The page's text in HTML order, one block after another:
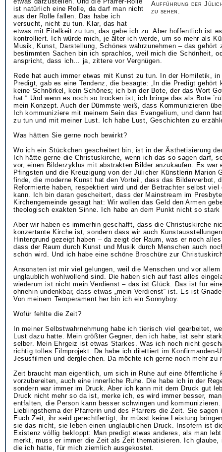
Aufführung der
zu sehen.
ist natürlich eine Rolle, da darf man nicht
aus der Rolle fallen. Das habe ich
versucht, nicht zu tun. Klar, das hat
etwas mit Eitelkeit zu tun, das gebe ich zu. Aber hoffentlich ist
kontrolliert. Ich würde mich, je älter ich werde, um so mehr als
Musik, Kunst, Darstellung, Schönes wahrzunehmen – das gehört
bestimmten Sachen bin ich sprachlos, weil mich die Schönheit,
anspricht, dass ich… ja, zittere vor Vergnügen.
Rede hat auch immer etwas mit Kunst zu tun. In der Homiletik, in
Predigt, gab es eine Tendenz, die besagte: „In die Predigt gehört
keine Schnörkel, kein Schönes; ich bin der Bote, der das Wort
hat.“ Und wenn es noch so trocken ist, ich bringe das als Bote
mein Konzept. Auch der Dümmste weiß, dass Kommunizieren
Ich kommuniziere mit meinem Sein das Evangelium, und dann
zu tun und mit meiner Lust. Ich habe Lust, Geschichten zu
Was hätten Sie gerne noch bewirkt?
Wo ich ein Stückchen gescheitert bin, ist in der Ästhetisierung
Ich hätte gerne die Christuskirche, wenn ich das so sagen darf,
vor, einen Bilderzyklus mit abstrakten Bilder anzukaufen. Es war
Pfingsten und die Kreuzigung von der Jülicher Künstlerin Marion
finde, die moderne Kunst hat den Vorteil, dass das Bilderverbot,
Reformierte haben, respektiert wird und der Betrachter selbst viel
kann. Ich bin daran gescheitert, dass der Mainstream im
Kirchengemeinde gesagt hat: Wir wollen das Geld den Armen
theologisch exakten Sinne. Ich habe an dem Punkt nicht so stark
Aber wir haben es immerhin geschafft, dass die Christuskirche
konzertante Kirche ist, sondern dass wir auch
Hintergrund gezeigt haben – da zeigt der Raum, was er noch
dass der Raum durch Kunst und Musik durch Menschen auch
schön wird. Und ich habe eine schöne Broschüre zur
Ansonsten ist mir viel gelungen, weil die Menschen und vor
unglaublich wohlwollend sind. Die haben sich auf fast alles
wiederum ist nicht mein Verdienst – das ist Glück. Das ist für
ohnehin undenkbar, dass etwas „mein Verdienst“ ist. Es ist
Von meinem Temperament her bin ich ein Sonnyboy.
Wofür fehlte die Zeit?
In meiner Selbstwahrnehmung habe ich tierisch viel gearbeitet,
Lust dazu hatte. Mein größter Gegner, den ich habe, ist sehr
selber. Mein Ehrgeiz ist etwas Starkes. Was ich noch nicht
richtig tolles Filmprojekt. Da habe ich dilettiert im Konfirmanden-
Jesusfilmen und dergleichen. Da möchte ich gerne noch mehr zu
Zeit braucht man eigentlich, um sich in Ruhe auf eine öffentliche
vorzubereiten, auch eine innerliche Ruhe. Die habe ich in der
sondern war immer im Druck. Aber ich kann mit dem Druck gut
Druck nicht mehr so da ist, merke ich, es wird immer besser,
entfalten, die Person kann besser schwingen und
Lieblingsthema der Pfarrerin und des Pfarrers die Zeit. Sie sagen
Euch Zeit, ihr seid gerechtfertigt, ihr müsst keine Leistung
sie das nicht, sie leben einen unglaublichen Druck. Insofern ist
Existenz völlig bekloppt: Man predigt etwas anderes, als man
merkt, muss er immer die Zeit als Zeit thematisieren. Ich glaube,
die ich hatte, für mich ziemlich ausgekostet.